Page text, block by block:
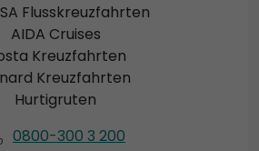
Flusskreuzfahrten
AIDA Cruises
Kreuzfahrten
Kreuzfahrten
Hurtigruten
0800-300 3 200